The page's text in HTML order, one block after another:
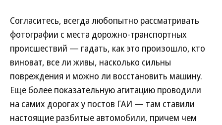
любопытством разглядывает водовоз с бочкой на телеге —
частый персонаж тех времен
Согласитесь, всегда любопытно рассматривать
фотографии с места дорожно-транспортных
происшествий — гадать, как это произошло, кто
виноват, все ли живы, насколько сильны
повреждения и можно ли восстановить машину.
Еще более показательную агитацию проводили
на самих дорогах у постов ГАИ — там ставили
настоящие разбитые автомобили, причем чем